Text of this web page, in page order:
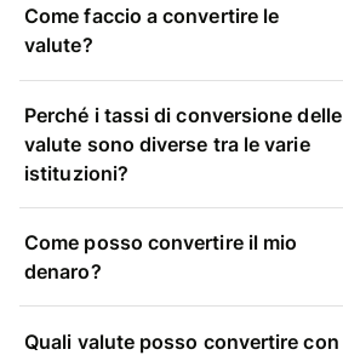
Come faccio a convertire le
valute?
Perché i tassi di conversione delle
valute sono diverse tra le varie
istituzioni?
Come posso convertire il mio
denaro?
Quali valute posso convertire con